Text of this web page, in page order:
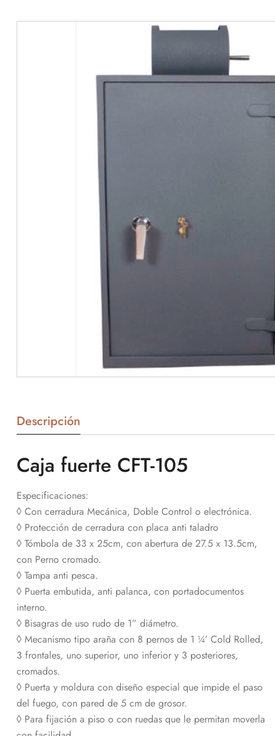
Descripción
Caja fuerte CFT-105
Especificaciones:
◊ Con cerradura Mecánica, Doble Control o electrónica.
◊ Protección de cerradura con placa anti taladro
◊ Tómbola de 33 x 25cm, con abertura de 27.5 x 13.5cm,
con Perno cromado.
◊ Tampa anti pesca.
◊ Puerta embutida, anti palanca, con portadocumentos
interno.
◊ Bisagras de uso rudo de 1” diámetro.
◊ Mecanismo tipo araña con 8 pernos de 1 ¼’ Cold Rolled,
3 frontales, uno superior, uno inferior y 3 posteriores,
cromados.
◊ Puerta y moldura con diseño especial que impide el paso
del fuego, con pared de 5 cm de grosor.
◊ Para fijación a piso o con ruedas que le permitan moverla